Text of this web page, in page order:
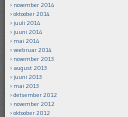
november 2014
oktoober 2014
juuli 2014
juuni 2014
mai 2014
veebruar 2014
november 2013
august 2013
juuni 2013
mai 2013
detsember 2012
november 2012
oktoober 2012